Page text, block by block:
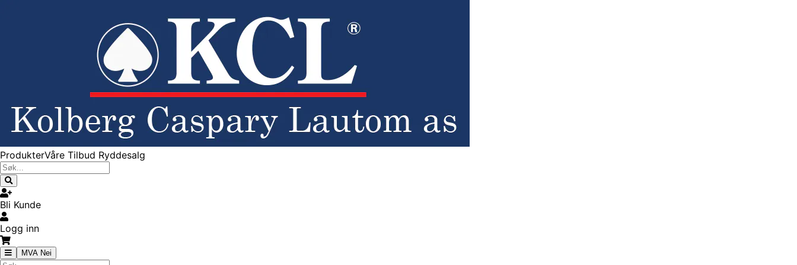
ProdukterVåre Tilbud Ryddesalg
Bli Kunde
Logg inn
MVA Nei